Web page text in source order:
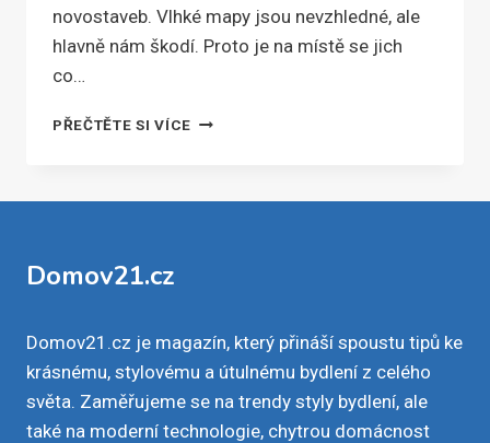
novostaveb. Vlhké mapy jsou nevzhledné, ale
hlavně nám škodí. Proto je na místě se jich
co…
PŘEČTĚTE SI VÍCEPOTÝKÁTE
Domov21.cz
Domov21.cz je magazín, který přináší spoustu tipů ke
krásnému, stylovému a útulnému bydlení z celého
světa. Zaměřujeme se na trendy styly bydlení, ale
také na moderní technologie, chytrou domácnost